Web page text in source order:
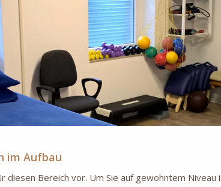
im Aufbau
Bereich vor. Um Sie auf gewohntem